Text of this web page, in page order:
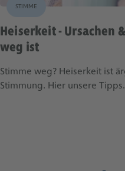
STIMME
Heiserkeit - Ursachen
weg ist
Stimme weg? Heiserkeit ist
Stimmung. Hier unsere Tipps.